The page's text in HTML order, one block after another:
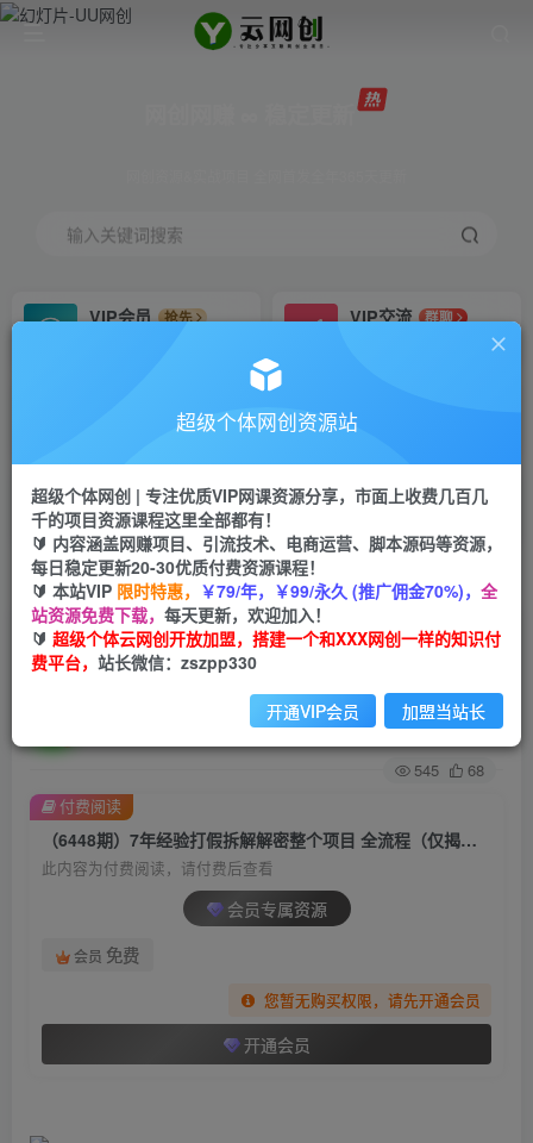
输入关键词搜索
VIP会员
抢先
VIP交流
群聊
研究探讨更多创业项目路子。
会员专属推广链接
招募站长
挂机
项目
脚本卡密
APP下载
GO
首页 创业课程 会员专属 正文
（6448期）7年经验打假拆解解密整个项目 全流程
（仅揭秘）
关注 私信
545 68
（6448期）7年经验打假拆解解密整个项目 全流程（仅揭秘）
此内容为付费阅读，请付费后查看
会员专属资源
会员 免费
您暂无购买权限，请先开通会员
开通会员
付费阅读
超级个体网创资源站
超级个体网创 | 专注优质VIP网课资源分享，市面上收费几百几
千的项目资源课程这里全部都有！
🔰 内容涵盖网赚项目、引流技术、电商运营、脚本源码等资源，
每日稳定更新20-30优质付费资源课程！
🔰 本站VIP 限时特惠， ￥79/年，￥99/永久 (推广佣金70%)， 全
站资源免费下载， 每天更新，欢迎加入！
🔰 超级个体云网创开放加盟，搭建一个和XXX网创一样的知识付
费平台， 站长微信：zszpp330
开通VIP会员 加盟当站长